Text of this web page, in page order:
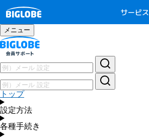
サービス
メニュー
トップ
設定方法
各種手続き